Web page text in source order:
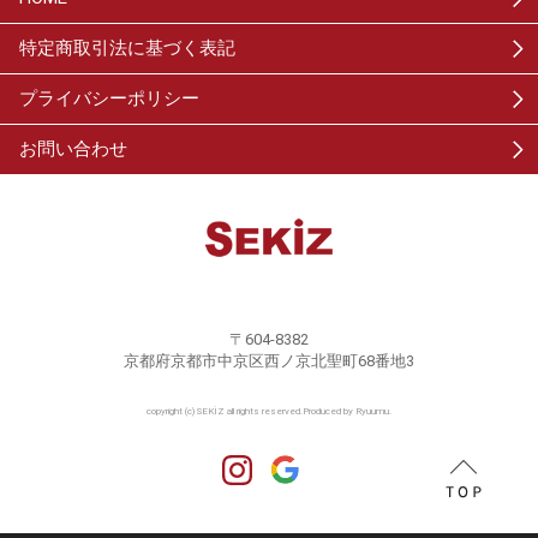
〒604-8382
京都府京都市中京区西ノ京北聖町68番地3
copyright (c) SEKİZ all rights reserved.Produced by Ryuumu.
特定商取引法に基づく表記
プライバシーポリシー
お問い合わせ